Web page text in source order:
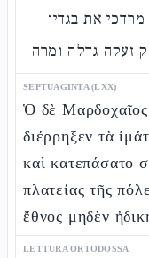
את בגדיו
זעקה גדלה ומרה
SEPTUAGINTA (LXX)
Ὁ δὲ Μαρδοχαῖος
διέρρηξεν τὰ
καὶ κατεπάσατο
πλατείας τῆς
ἔθνος μηδὲν
LETTURA ORTODOSSA